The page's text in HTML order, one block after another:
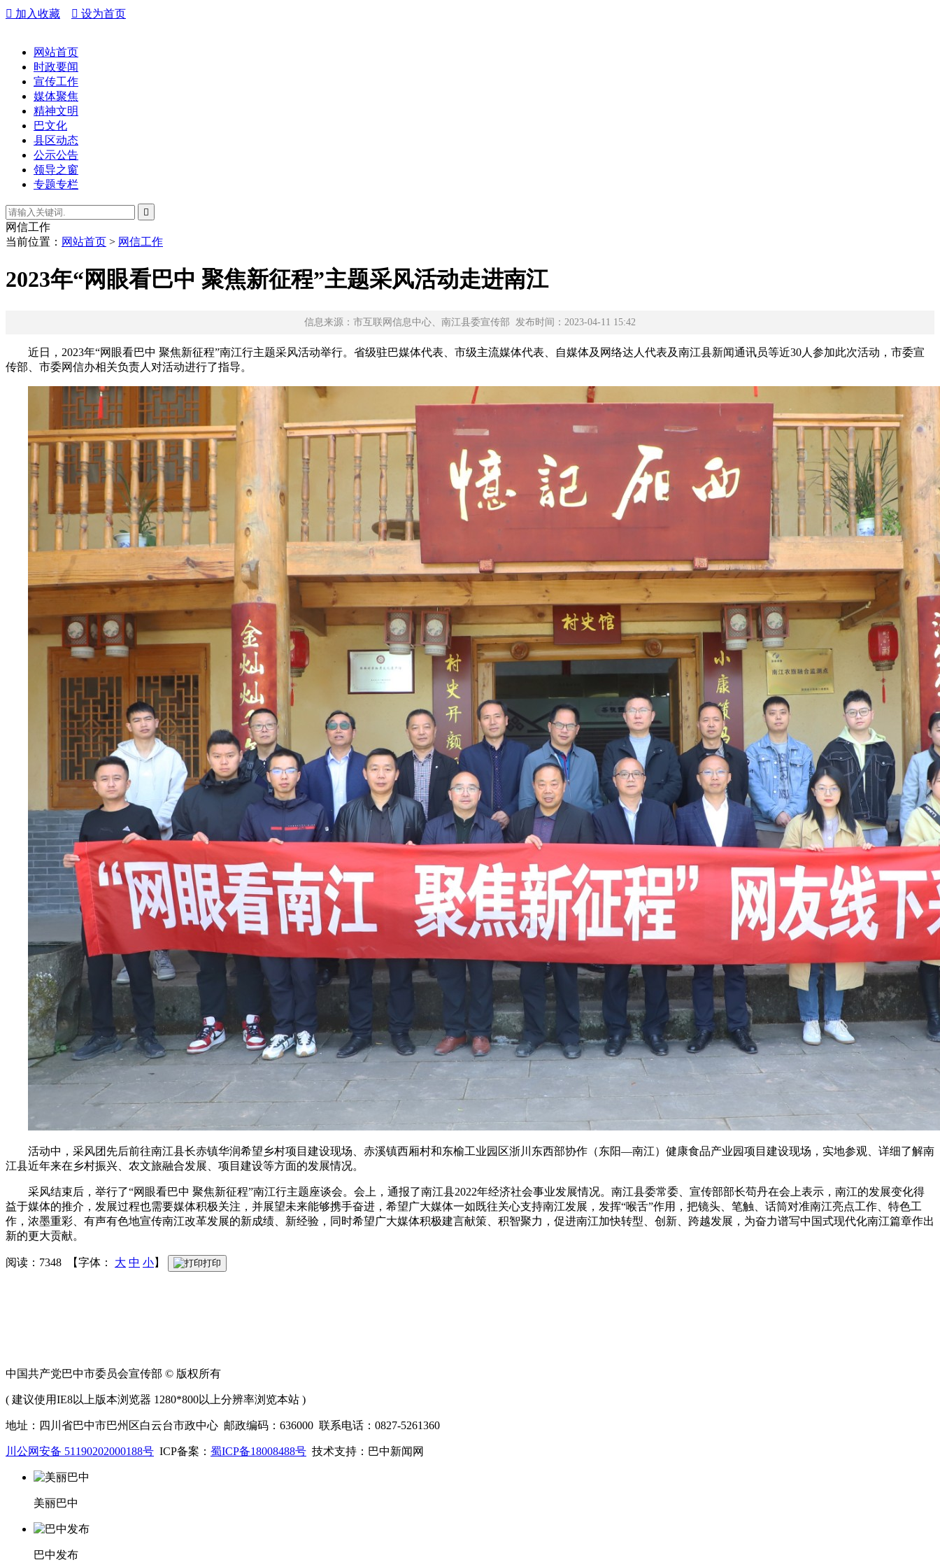
 加入收藏  设为首页
网站首页
时政要闻
宣传工作
媒体聚焦
精神文明
巴文化
县区动态
公示公告
领导之窗
专题专栏

网信工作
当前位置： 网站首页 > 网信工作
2023年“网眼看巴中 聚焦新征程”主题采风活动走进南江
信息来源：市互联网信息中心、南江县委宣传部 发布时间：2023-04-11 15:42
近日，2023年“网眼看巴中 聚焦新征程”南江行主题采风活动举行。省级驻巴媒体代表、市级主流媒体代表、自媒体及网络达人代表及南江县新闻通讯员等近30人参加此次活动，市委宣
传部、市委网信办相关负责人对活动进行了指导。
活动中，采风团先后前往南江县长赤镇华润希望乡村项目建设现场、赤溪镇西厢村和东榆工业园区浙川东西部协作（东阳—南江）健康食品产业园项目建设现场，实地参观、详细了解南
江县近年来在乡村振兴、农文旅融合发展、项目建设等方面的发展情况。
采风结束后，举行了“网眼看巴中 聚焦新征程”南江行主题座谈会。会上，通报了南江县2022年经济社会事业发展情况。南江县委常委、宣传部部长苟丹在会上表示，南江的发展变化得
益于媒体的推介，发展过程也需要媒体积极关注，并展望未来能够携手奋进，希望广大媒体一如既往关心支持南江发展，发挥“喉舌”作用，把镜头、笔触、话筒对准南江亮点工作、特色工
作，浓墨重彩、有声有色地宣传南江改革发展的新成绩、新经验，同时希望广大媒体积极建言献策、积智聚力，促进南江加快转型、创新、跨越发展，为奋力谱写中国式现代化南江篇章作出
新的更大贡献。
阅读：7348 【字体： 大 中 小】 打印
中国共产党巴中市委员会宣传部 © 版权所有
( 建议使用IE8以上版本浏览器 1280*800以上分辨率浏览本站 )
地址：四川省巴中市巴州区白云台市政中心 邮政编码：636000 联系电话：0827-5261360
川公网安备 51190202000188号 ICP备案： 蜀ICP备18008488号 技术支持：巴中新闻网
美丽巴中
巴中发布